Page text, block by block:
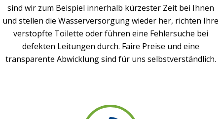
sind wir zum Beispiel innerhalb kürzester Zeit bei Ihnen
und stellen die Wasserversorgung wieder her, richten Ihre
verstopfte Toilette oder führen eine Fehlersuche bei
defekten Leitungen durch. Faire Preise und eine
transparente Abwicklung sind für uns selbstverständlich.